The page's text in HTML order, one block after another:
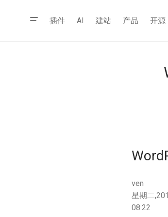
插件 AI 建站 产品 开源
ven
星期二
08:22